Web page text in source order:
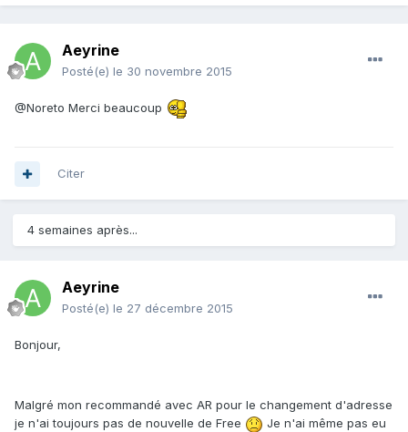
Aeyrine
Posté(e) le 30 novembre 2015
@Noreto Merci beaucoup
Citer
4 semaines après...
Aeyrine
Posté(e) le 27 décembre 2015
Bonjour,
Malgré mon recommandé avec AR pour le changement d'adresse
je n'ai toujours pas de nouvelle de Free
Je n'ai même pas eu